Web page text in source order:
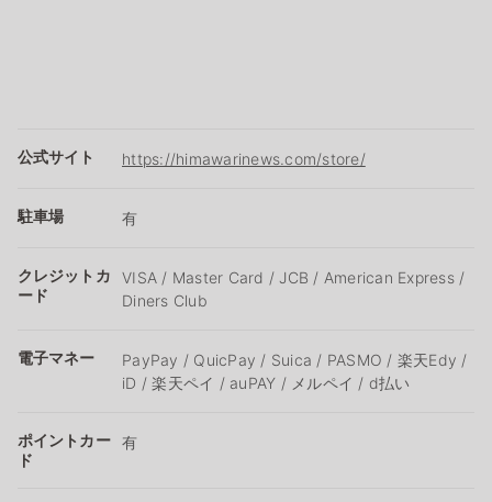
公式サイト https://himawarinews.com/store/
駐車場 有
クレジットカ
ード
VISA / Master Card / JCB / American Express /
Diners Club
電子マネー
PayPay / QuicPay / Suica / PASMO / 楽天Edy /
iD / 楽天ペイ / auPAY / メルペイ / d払い
ポイントカー
ド
有